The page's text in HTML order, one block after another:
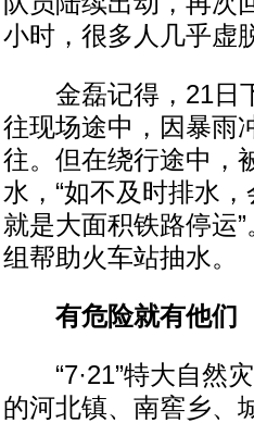
小时，很多人几乎虚
金磊记得，21日下
往现场途中，因暴雨
往。但在绕行途中，
水，“如不及时排水
就是大面积铁路停运
组帮助火车站抽水。
有危险就有他们
“7·21”特大自然灾
的河北镇、南窖乡、